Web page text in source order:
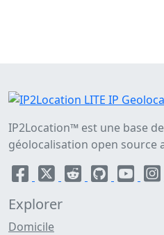
IP2Location™ est une base
géolocalisation open source
Explorer
Domicile